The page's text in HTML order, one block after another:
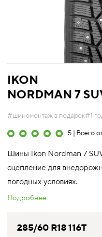
IKON
NORDMAN 7
#шиномонтаж в подарок#1
5 | Всего
Шины Ikon Nordman 7
сцепление для
погодных условиях.
Подробнее
285/60 R18 116T